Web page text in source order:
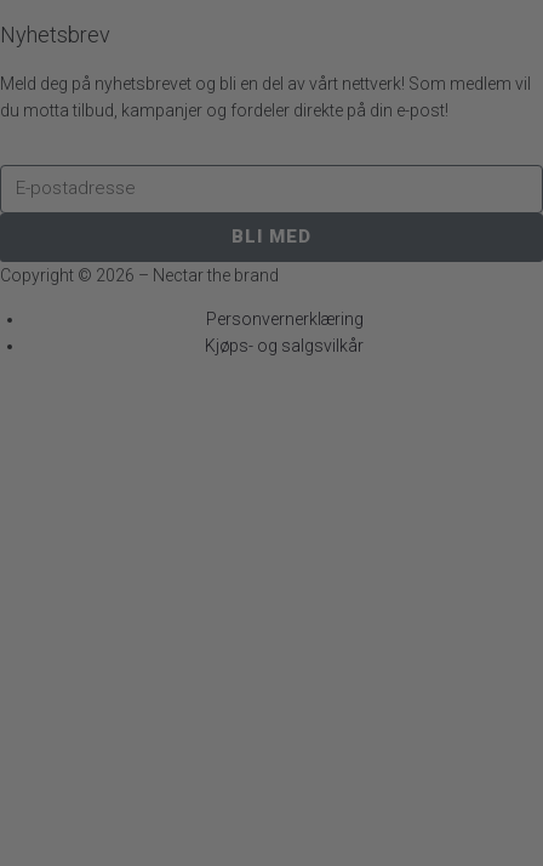
Nyhetsbrev
Meld deg på nyhetsbrevet og bli en del av vårt nettverk! Som medlem vil
du motta tilbud, kampanjer og fordeler direkte på din e-post!
BLI MED
Copyright © 2026 – Nectar the brand
Personvernerklæring
Kjøps- og salgsvilkår